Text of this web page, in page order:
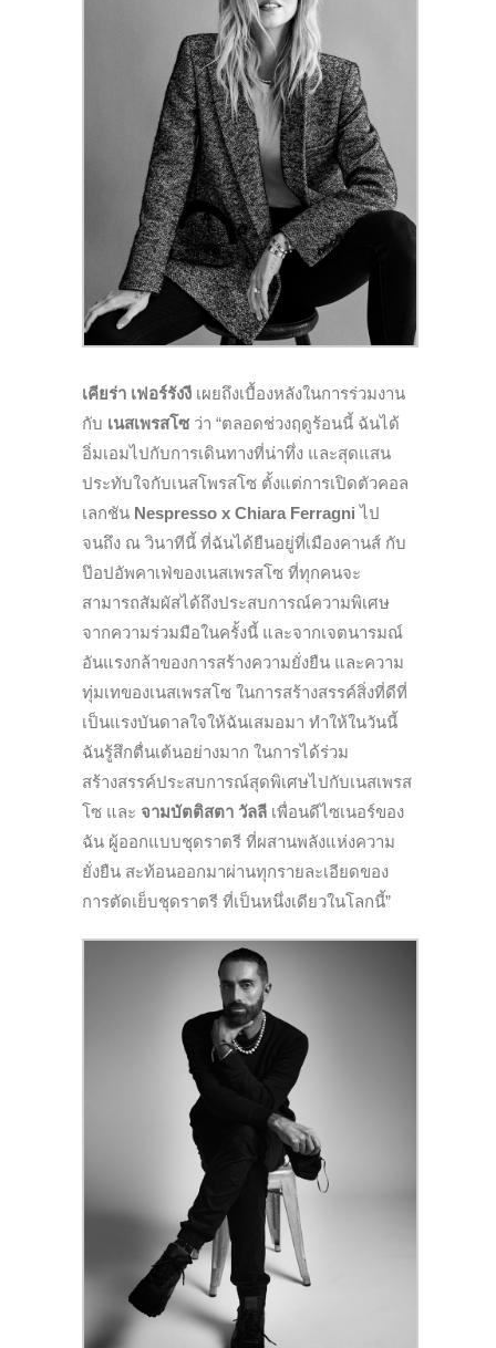
เคียร่า เฟอร์รังงี เผยถึงเบื้องหลังในการร่วมงาน
กับ เนสเพรสโซ ว่า “ตลอดช่วงฤดูร้อนนี้ ฉันได้
อิ่มเอมไปกับการเดินทางที่น่าทึ่ง และสุดแสน
ประทับใจกับเนสโพรสโซ ตั้งแต่การเปิดตัวคอล
เลกชัน Nespresso x Chiara Ferragni ไป
จนถึง ณ วินาทีนี้ ที่ฉันได้ยืนอยู่ที่เมืองคานส์ กับ
ป๊อปอัพคาเฟ่ของเนสเพรสโซ ที่ทุกคนจะ
สามารถสัมผัสได้ถึงประสบการณ์ความพิเศษ
จากความร่วมมือในครั้งนี้ และจากเจตนารมณ์
อันแรงกล้าของการสร้างความยั่งยืน และความ
ทุ่มเทของเนสเพรสโซ ในการสร้างสรรค์สิ่งที่ดีที่
เป็นแรงบันดาลใจให้ฉันเสมอมา ทำให้ในวันนี้
ฉันรู้สึกตื่นเต้นอย่างมาก ในการได้ร่วม
สร้างสรรค์ประสบการณ์สุดพิเศษไปกับเนสเพรส
โซ และ จามบัตติสตา วัลลี เพื่อนดีไซเนอร์ของ
ฉัน ผู้ออกแบบชุดราตรี ที่ผสานพลังแห่งความ
ยั่งยืน สะท้อนออกมาผ่านทุกรายละเอียดของ
การตัดเย็บชุดราตรี ที่เป็นหนึ่งเดียวในโลกนี้”